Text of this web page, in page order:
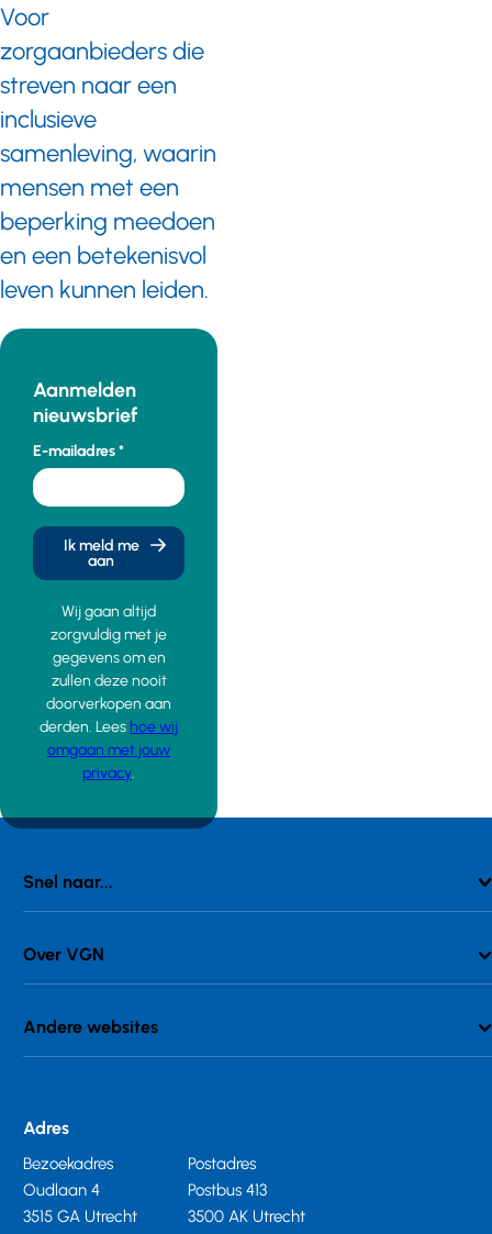
Voor
zorgaanbieders die
streven naar een
inclusieve
samenleving, waarin
mensen met een
beperking meedoen
en een betekenisvol
leven kunnen leiden.
Aanmelden
nieuwsbrief
E-mailadres
Ik meld me
aan
Wij gaan altijd
zorgvuldig met je
gegevens om en
zullen deze nooit
doorverkopen aan
derden. Lees hoe wij
omgaan met jouw
privacy.
Snel naar...
Over VGN
Andere websites
Adres
Bezoekadres
Oudlaan 4
3515 GA Utrecht
Postadres
Postbus 413
3500 AK Utrecht